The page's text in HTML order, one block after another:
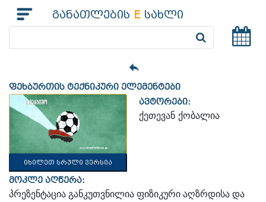
განათლების E სახლი
ფეხბურთის ტექნიკური ელემენტები
იხილეთ სრული ვერსია
ავტორები:
ქეთევან ქობალია
მოკლე აღწერა:
პრეზენტაცია განკუთვნილია ფიზიკური აღზრდისა და